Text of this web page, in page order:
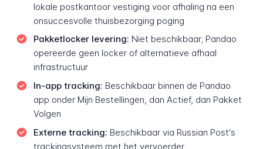
lokale postkantoor vestiging voor afhaling na een
onsuccesvolle thuisbezorging poging
Pakketlocker levering: Niet beschikbaar; Pandao
opereerde geen locker of alternatieve afhaal
infrastructuur
In-app tracking: Beschikbaar binnen de Pandao
app onder Mijn Bestellingen, dan Actief, dan Pakket
Volgen
Externe tracking: Beschikbaar via Russian Post's
trackingsysteem met het vervoerder